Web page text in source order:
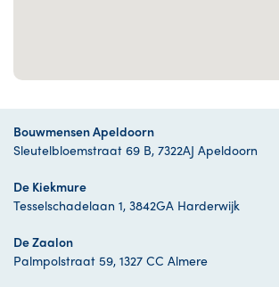
Bouwmensen Apeldoorn
Sleutelbloemstraat 69 B, 7322AJ Apeldoorn
De Kiekmure
Tesselschadelaan 1, 3842GA Harderwijk
De Zaalon
Palmpolstraat 59, 1327 CC Almere